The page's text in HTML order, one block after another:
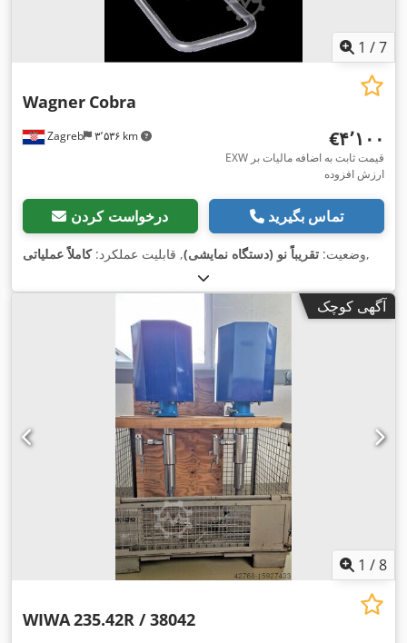
1 /7
Zagreb ۳٬۵۳۶ km
Wagner Cobra
‎€۴٬۱۰۰
EXW قیمت ثابت به اضافه مالیات بر
ارزش افزوده
درخواست کردن تماس بگیرید
وضعیت: تقریباً نو (دستگاه نمایشی), قابلیت عملکرد:کاملاً عملیاتی ,
آگهی کوچک
1 /8
WIWA235.42R / 38042